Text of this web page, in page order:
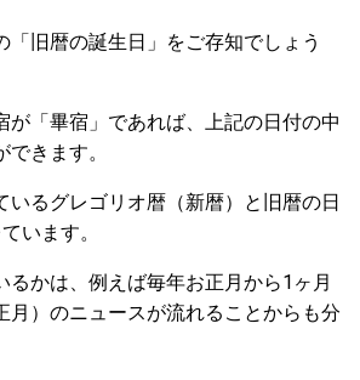
「旧暦の誕生日」をご存知でしょう
が「畢宿」であれば、上記の日付の中
きます。
いるグレゴリオ暦（新暦）と旧暦の日
います。
るかは、例えば毎年お正月から1ヶ月
月）のニュースが流れることからも分